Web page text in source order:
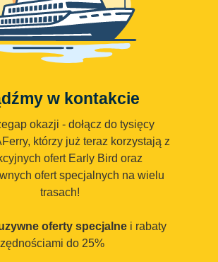
w kontakcie
okazji - dołącz do tysięcy
którzy już teraz korzystają z
ofert Early Bird oraz
ofert specjalnych na wielu
trasach!
oferty specjalne i rabaty
do 25%